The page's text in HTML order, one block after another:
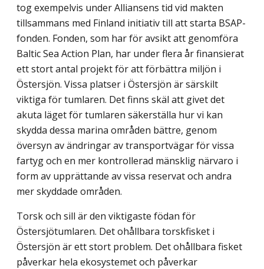
tog exempelvis under Alliansens tid vid makten
tillsammans med Finland initiativ till att starta BSAP-
fonden. Fonden, som har för avsikt att genomföra
Baltic Sea Action Plan, har under flera år finansierat
ett stort antal projekt för att förbättra miljön i
Östersjön. Vissa platser i Östersjön är särskilt
viktiga för tumlaren. Det finns skäl att givet det
akuta läget för tumlaren säkerställa hur vi kan
skydda dessa marina områden bättre, genom
översyn av ändringar av transportvägar för vissa
fartyg och en mer kontrollerad mänsklig närvaro i
form av upprättande av vissa reservat och andra
mer skyddade områden.
Torsk och sill är den viktigaste födan för
Östersjötumlaren. Det ohållbara torskfisket i
Östersjön är ett stort problem. Det ohållbara fisket
påverkar hela ekosystemet och påverkar